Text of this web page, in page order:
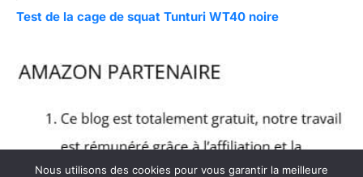
Test de la cage de squat Tunturi WT40 noire
Nous utilisons des cookies pour vous garantir la meilleure